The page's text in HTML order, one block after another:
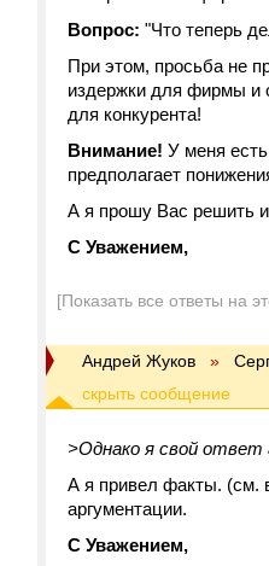
Вопрос: "Что теперь
При этом, просьба не
издержки для фирмы и
для конкурента!
Внимание! У меня
предполагает
А я прошу Вас решить
С Уважением,
[Показать все ответы на
Андрей Жуков »
>Однако я свой ответ
А я привел факты. (см.
аргументации.
С Уважением,